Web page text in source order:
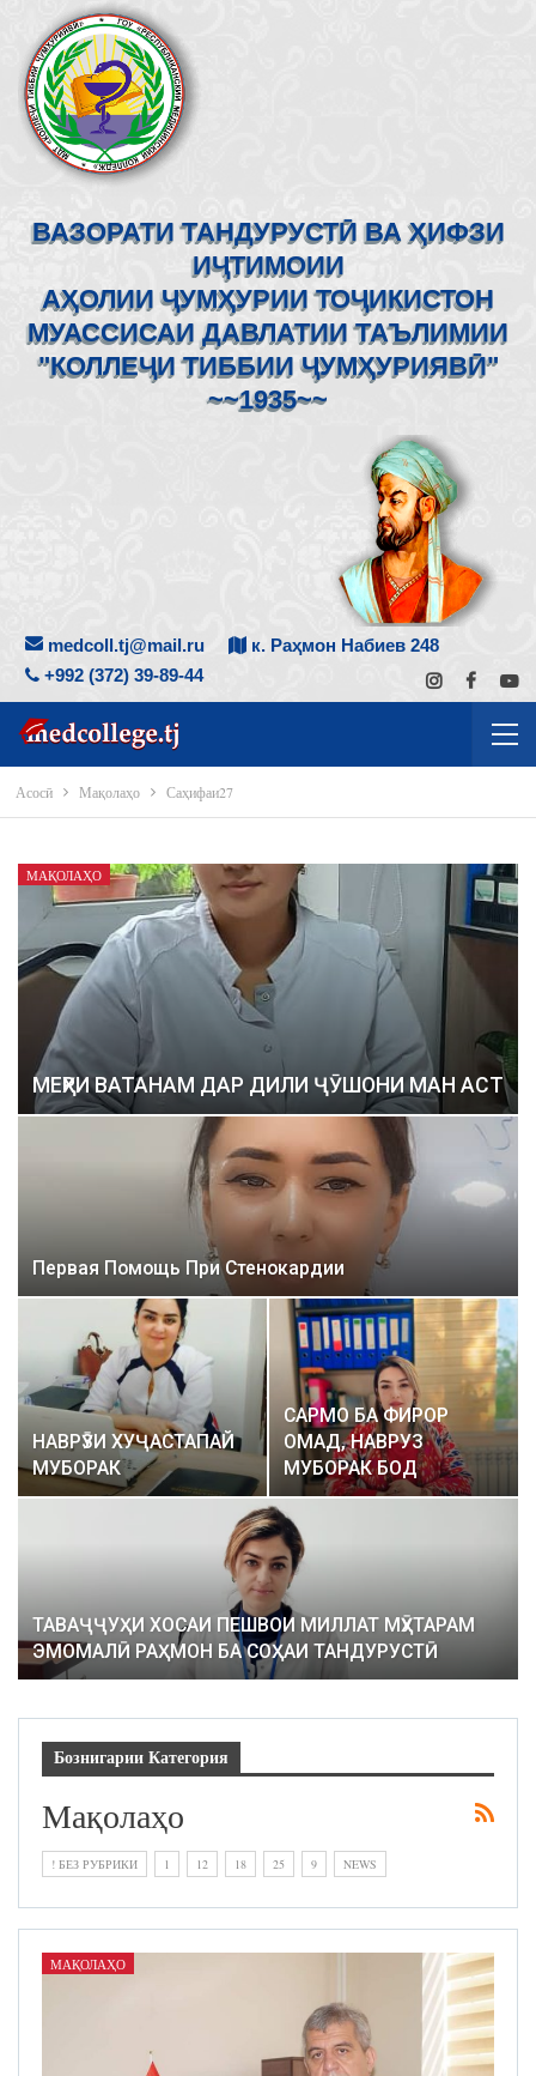
ВАЗОРАТИ ТАНДУРУСТӢ ВА ҲИФЗИ
ИҶТИМОИИ
АҲОЛИИ ҶУМҲУРИИ ТОҶИКИСТОН
МУАССИСАИ ДАВЛАТИИ ТАЪЛИМИИ
"КОЛЛЕҶИ ТИББИИ ҶУМҲУРИЯВӢ"
~~1935~~
medcoll.tj@mail.ru
к. Раҳмон Набиев 248
+992 (372) 39-89-44
Асосӣ Мақолаҳо Саҳифаи27
МАҚОЛАҲО
МЕҲРИ ВАТАНАМ ДАР ДИЛИ ҶӮШОНИ МАН АСТ
Первая Помощь При Стенокардии
НАВРӮЗИ ХУҶАСТАПАЙ
МУБОРАК
САРМО БА ФИРОР
ОМАД, НАВРУЗ
МУБОРАК БОД
ТАВАҶҶУҲИ ХОСАИ ПЕШВОИ МИЛЛАТ МӮҲТАРАМ
ЭМОМАЛӢ РАҲМОН БА СОҲАИ ТАНДУРУСТӢ
Бознигарии Категория
Мақолаҳо
! БЕЗ РУБРИКИ 1 12 18 25 9 NEWS
МАҚОЛАҲО